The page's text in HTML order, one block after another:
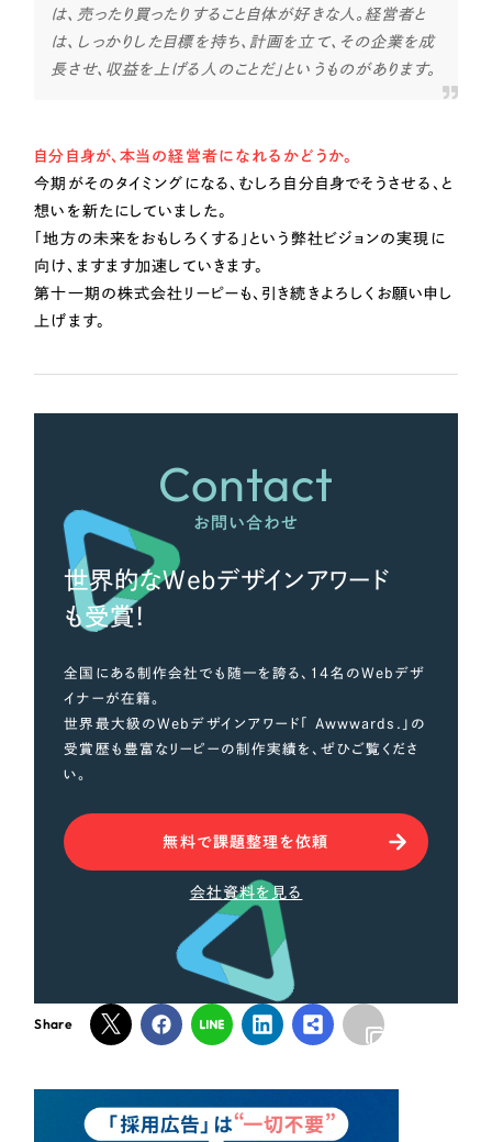
コーポレート・企業サイト （278件）
ブランドサイト・サービスサイト
ポータルサイト・メディアサイト （39件）
LP（ランディングページ）
キャンペーン・プロモーションサイト （12件）
ブランディング（ロゴ・印刷物）
その他 （1件）
お客様インタビュー
は、売ったり買ったりすること自体が好きな人。経営者と
は、しっかりした目標を持ち、計画を立て、その企業を成
長させ、収益を上げる人のことだ」というものがあります。
自分自身が、本当の経営者になれるかどうか。
今期がそのタイミングになる、むしろ自分自身でそうさせる、と
想いを新たにしていました。
「地方の未来をおもしろくする」という弊社ビジョンの実現に
向け、ますます加速していきます。
第十一期の株式会社リーピーも、引き続きよろしくお願い申し
上げます。
Contact
お問い合わせ
世界的なWebデザインアワード
も受賞！
全国にある制作会社でも随一を誇る、14名のWebデザ
イナーが在籍。
世界最大級のWebデザインアワード「 Awwwards.」の
受賞歴も豊富なリーピーの制作実績を、ぜひご覧くださ
い。
無料で課題整理を依頼
会社資料を見る
Share